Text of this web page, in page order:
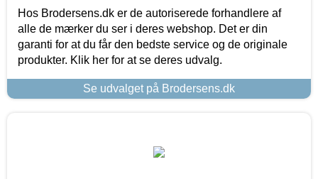
Hos Brodersens.dk er de autoriserede forhandlere af
alle de mærker du ser i deres webshop. Det er din
garanti for at du får den bedste service og de originale
produkter. Klik her for at se deres udvalg.
Se udvalget på Brodersens.dk